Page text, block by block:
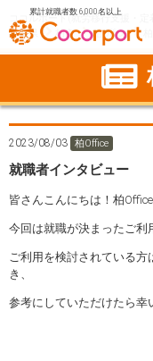
累計就職者数 6,000名以上
ココルポート(就労移行支援・
千葉県
柏市 柏Office
2023/08/03 柏Office
就職者インタビュー
皆さんこんにちは！柏
今回は就職が決まったご利
ご利用を検討されている
き、
参考にしていただけたら幸